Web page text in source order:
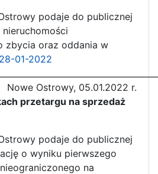
podaje do publicznej
zbycia oraz oddania w
01-2022
Nowe Ostrowy, 05.01.2022 r.
przetargu na sprzedaż
podaje do publicznej
o wyniku pierwszego
na